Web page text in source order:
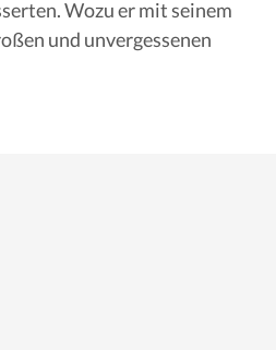
Wozu er mit seinem
und unvergessenen